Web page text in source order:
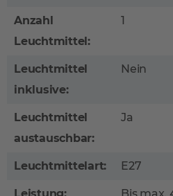
Anzahl
Leuchtmittel:
1
Leuchtmittel
inklusive:
Nein
Leuchtmittel
austauschbar:
Ja
Leuchtmittelart: E27